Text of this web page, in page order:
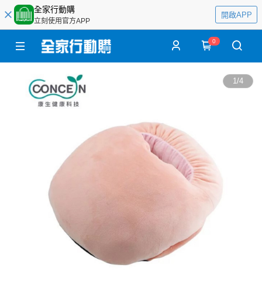
全家行動購
立刻使用官方APP
開啟APP
0
1/4